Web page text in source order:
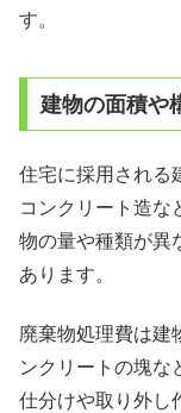
す。
建物の面積や
住宅に採用される
コンクリート造な
物の量や種類が異
あります。
廃棄物処理費は建
ンクリートの塊な
仕分けや取り外し